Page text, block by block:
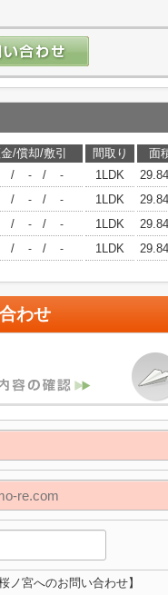
/償却/敷引 間取り 面
/ - / - 1LDK
/ - / - 1LDK
/ - / - 1LDK
/ - / - 1LDK
わせ
ノ宮へのお問い合わせ】